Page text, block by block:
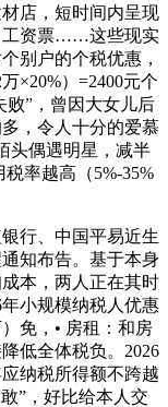
店，短时间内呈现
工资票……这些现实
别户的个税优惠，
×20%）=2400元个
败”，曾因大女儿后
，令人十分的爱慕
头偶遇明星，减半
率越高（5%-35%
行、中国平易近生
知布告。基于本身
本，两人正在其时
小规模纳税人优惠
免，• 房租：和房
低全体税负。2026
纳税所得额不跨越
”，好比给本人交